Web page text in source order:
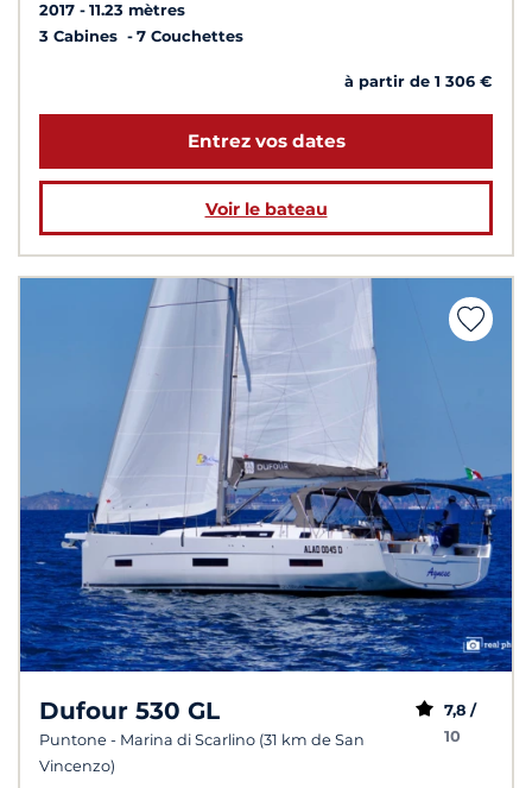
2017
11.23 mètres
3 Cabines
7 Couchettes
à partir de 1 306 €
Entrez vos dates
Voir le bateau
Dufour 530 GL
Puntone - Marina di Scarlino (31 km de San
Vincenzo)
7,8 /
10